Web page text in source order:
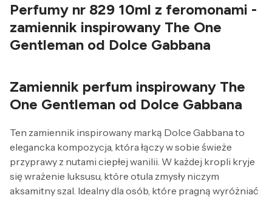
Perfumy nr 829 10ml z feromonami -
zamiennik inspirowany The One
Gentleman od Dolce Gabbana
Zamiennik perfum inspirowany The
One Gentleman od Dolce Gabbana
Ten zamiennik inspirowany marką Dolce Gabbana to
elegancka kompozycja, która łączy w sobie świeże
przyprawy z nutami ciepłej wanilii. W każdej kropli kryje
się wrażenie luksusu, które otula zmysły niczym
aksamitny szal. Idealny dla osób, które pragną wyróżniać